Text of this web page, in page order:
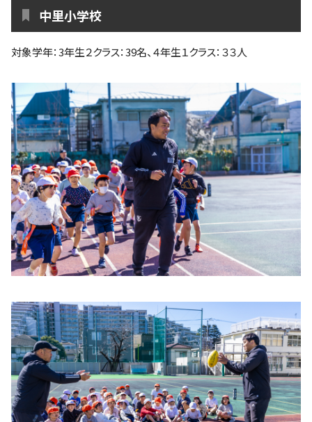
中里小学校
対象学年：3年生２クラス：39名、４年生１クラス：３３人